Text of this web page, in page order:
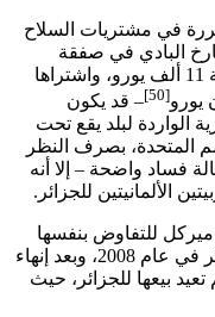
في مشتريات السلاح
البادي في صفقة
السفينة الأيرلندية التي باعتها أيرلندا بقيمة 11 ألف يورو، واشتراها
[50]– قد يكون
الواردة لبلد يقع تحت
المتحدة، بصرف النظر
فساد واضحة – إلا أنه
الألمانيتين للجزائر.
ميركل للتفاوض بنفسها
على صفقة توريد سفينتين حربيتين للجزائر في عام 2008، وبعد إنهاء
بيعها للجزائر، حيث